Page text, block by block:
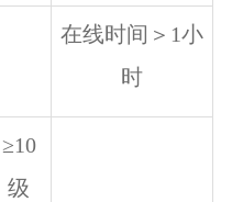
在线时间＞1小
时
≥10
级